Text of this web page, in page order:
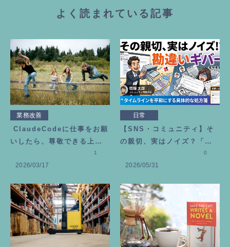
よく読まれている記事
業務改善
ClaudeCodeに仕事をお願
いしたら、尊敬できる上司
2026/03/17
1
日常
【SNS・コミュニティ】そ
の親切、実はノイズ？「勘
違いギバー」にモヤモヤし
た時の処方箋
2026/05/31
0